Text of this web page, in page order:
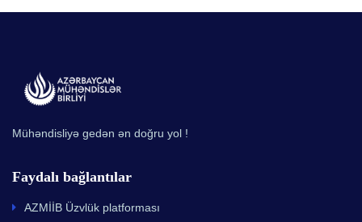
Mühəndisliyə gedən ən doğru yol !
Faydalı bağlantılar
AZMİİB Üzvlük platforması